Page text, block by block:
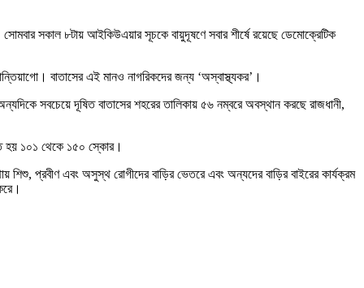
সকাল ৮টায় আইকিউএয়ার সূচকে বায়ুদূষণে সবার শীর্ষে রয়েছে ডেমোক্রেটিক
বাতাসের এই মানও নাগরিকদের জন্য ‘অস্বাস্থ্যকর’।
সবচেয়ে দূষিত বাতাসের শহরের তালিকায় ৫৬ নম্বরে অবস্থান করছে রাজধানী,
হয় ১০১ থেকে ১৫০ স্কোর।
প্রবীণ এবং অসুস্থ রোগীদের বাড়ির ভেতরে এবং অন্যদের বাড়ির বাইরের কার্যক্রম